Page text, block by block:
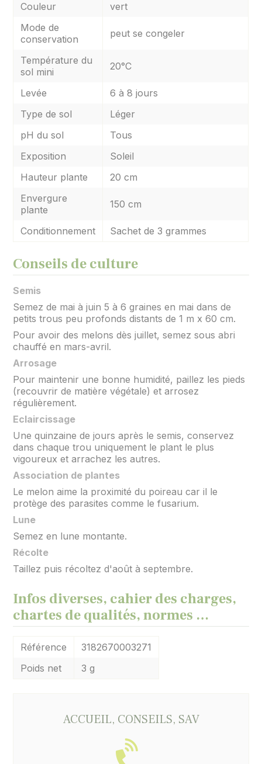
Couleur
vert
Mode de
conservation
peut se congeler
Température du
sol mini
20°C
Levée
6 à 8 jours
Type de sol
Léger
pH du sol
Tous
Exposition
Soleil
Hauteur plante
20 cm
Envergure
plante
150 cm
Conditionnement Sachet de 3 grammes
Conseils de culture
Semis
Semez de mai à juin 5 à 6 graines en mai dans de
petits trous peu profonds distants de 1 m x 60 cm.
Pour avoir des melons dès juillet, semez sous abri
chauffé en mars-avril.
Arrosage
Pour maintenir une bonne humidité, paillez les pieds
(recouvrir de matière végétale) et arrosez
régulièrement.
Eclaircissage
Une quinzaine de jours après le semis, conservez
dans chaque trou uniquement le plant le plus
vigoureux et arrachez les autres.
Association de plantes
Le melon aime la proximité du poireau car il le
protège des parasites comme le fusarium.
Lune
Semez en lune montante.
Récolte
Taillez puis récoltez d'août à septembre.
Infos diverses, cahier des charges,
chartes de qualités, normes …
Référence
3182670003271
Poids net
3 g
ACCUEIL, CONSEILS, SAV